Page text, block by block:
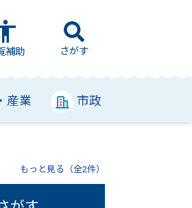
補助 さがす
産業 市政
もっと見る（全2件）